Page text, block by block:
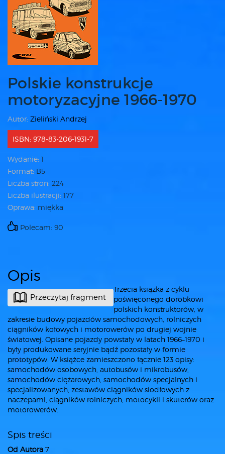
Polskie konstrukcje
motoryzacyjne 1966-1970
Autor: Zieliński Andrzej
ISBN: 978-83-206-1931-7
Wydanie: 1
Format: B5
Liczba stron: 224
Liczba ilustracji: 177
Oprawa: miękka
Polecam: 90
Opis
Przeczytaj fragment
Trzecia książka z cyklu
poświęconego dorobkowi
polskich konstruktorów, w
zakresie budowy pojazdów samochodowych, rolniczych
ciągników kołowych i motorowerów po drugiej wojnie
światowej. Opisane pojazdy powstały w latach 1966–1970 i
były produkowane seryjnie bądź pozostały w formie
prototypów. W książce zamieszczono łącznie 123 opisy:
samochodów osobowych, autobusów i mikrobusów,
samochodów ciężarowych, samochodów specjalnych i
specjalizowanych, zestawów ciągników siodłowych z
naczepami, ciągników rolniczych, motocykli i skuterów oraz
motorowerów.
Spis treści
Od Autora 7